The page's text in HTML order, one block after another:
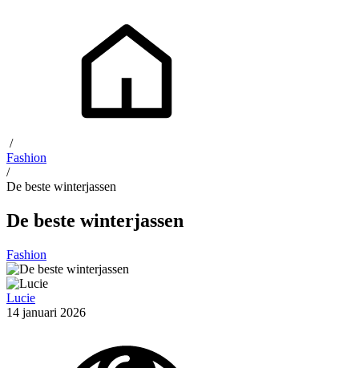
/
Fashion
/
De beste winterjassen
De beste winterjassen
Fashion
Lucie
14 januari 2026